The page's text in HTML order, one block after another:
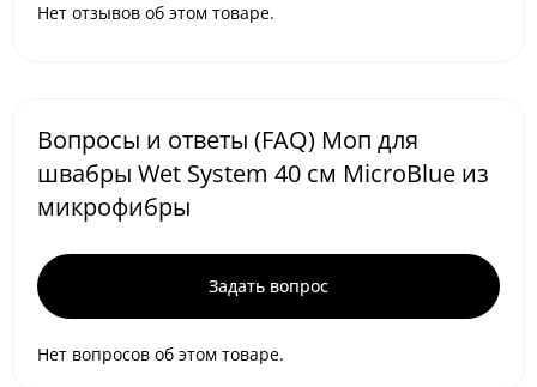
Нет отзывов об этом товаре.
Вопросы и ответы (FAQ) Моп для
швабры Wet System 40 см MicroBlue из
микрофибры
Задать вопрос
Нет вопросов об этом товаре.